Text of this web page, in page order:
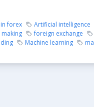
forex Artificial intelligence
foreign exchange
Machine learning